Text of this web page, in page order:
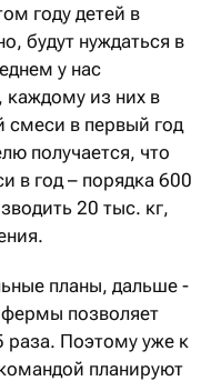
году детей в
будут нуждаться в
у нас
каждому из них в
смеси в первый год
получается, что
в год – порядка 600
20 тыс. кг,
планы, дальше -
позволяет
раза. Поэтому уже к
планируют